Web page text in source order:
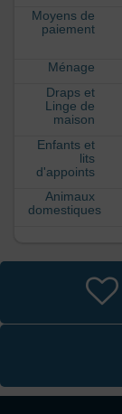
Moyens de
paiement
Ménage
Draps et
Linge de
maison
Enfants et
lits
d'appoints
Animaux
domestiques